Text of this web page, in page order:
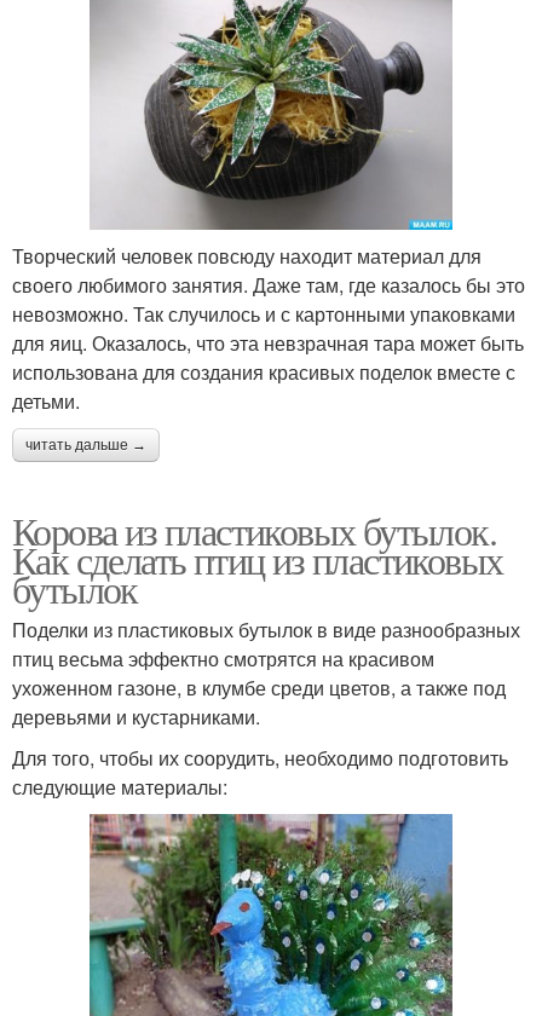
Творческий человек повсюду находит материал для
своего любимого занятия. Даже там, где казалось бы это
невозможно. Так случилось и с картонными упаковками
для яиц. Оказалось, что эта невзрачная тара может быть
использована для создания красивых поделок вместе с
детьми.
читать дальше →
Корова из пластиковых бутылок.
Как сделать птиц из пластиковых
бутылок
Поделки из пластиковых бутылок в виде разнообразных
птиц весьма эффектно смотрятся на красивом
ухоженном газоне, в клумбе среди цветов, а также под
деревьями и кустарниками.
Для того, чтобы их соорудить, необходимо подготовить
следующие материалы: